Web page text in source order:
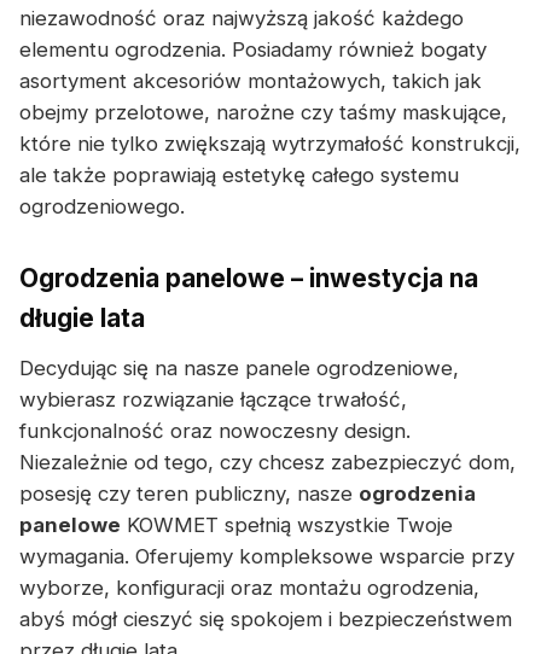
niezawodność oraz najwyższą jakość każdego
elementu ogrodzenia. Posiadamy również bogaty
asortyment akcesoriów montażowych, takich jak
obejmy przelotowe, narożne czy taśmy maskujące,
które nie tylko zwiększają wytrzymałość konstrukcji,
ale także poprawiają estetykę całego systemu
ogrodzeniowego.
Ogrodzenia panelowe – inwestycja na
długie lata
Decydując się na nasze panele ogrodzeniowe,
wybierasz rozwiązanie łączące trwałość,
funkcjonalność oraz nowoczesny design.
Niezależnie od tego, czy chcesz zabezpieczyć dom,
posesję czy teren publiczny, nasze ogrodzenia
panelowe KOWMET spełnią wszystkie Twoje
wymagania. Oferujemy kompleksowe wsparcie przy
wyborze, konfiguracji oraz montażu ogrodzenia,
abyś mógł cieszyć się spokojem i bezpieczeństwem